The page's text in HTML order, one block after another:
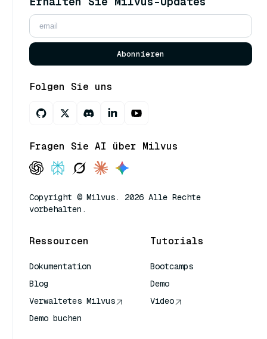
Abonnieren
Folgen Sie uns
Fragen Sie AI über Milvus
Copyright © Milvus. 2026 Alle Rechte
vorbehalten.
Ressourcen
Dokumentation
Blog
Verwaltetes Milvus
Demo buchen
Tutorials
Bootcamps
Demo
Video